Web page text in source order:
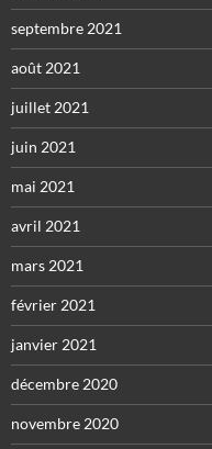
septembre 2021
août 2021
juillet 2021
juin 2021
mai 2021
avril 2021
mars 2021
février 2021
janvier 2021
décembre 2020
novembre 2020